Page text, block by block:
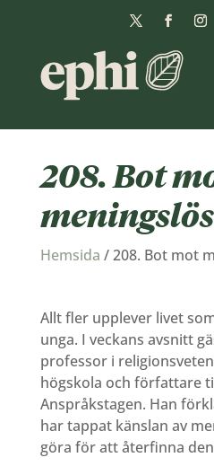
208. Bot
Hemsida /208. Bot mot
Allt fler upplever livet
unga. I veckans avsnitt
professor i
högskola och författare
Anspråkstagen. Han
har tappat känslan av
göra för att återfinna